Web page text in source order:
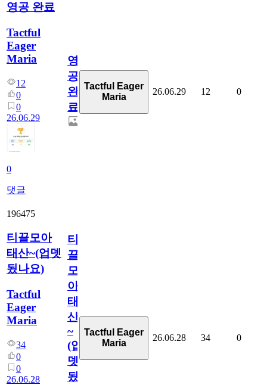
영공 완료
Tactful
Eager
Maria
12
0
0
26.06.29
0
댓글
영
공
완
료
Tactful Eager
Maria
26.06.29 12 0
196475
티끌모아
태산~(업뎃
됬나요)
Tactful
Eager
Maria
34
0
0
26.06.28
티
끌
모
아
태
산
~
(업
뎃
됬
Tactful Eager
Maria
26.06.28 34 0